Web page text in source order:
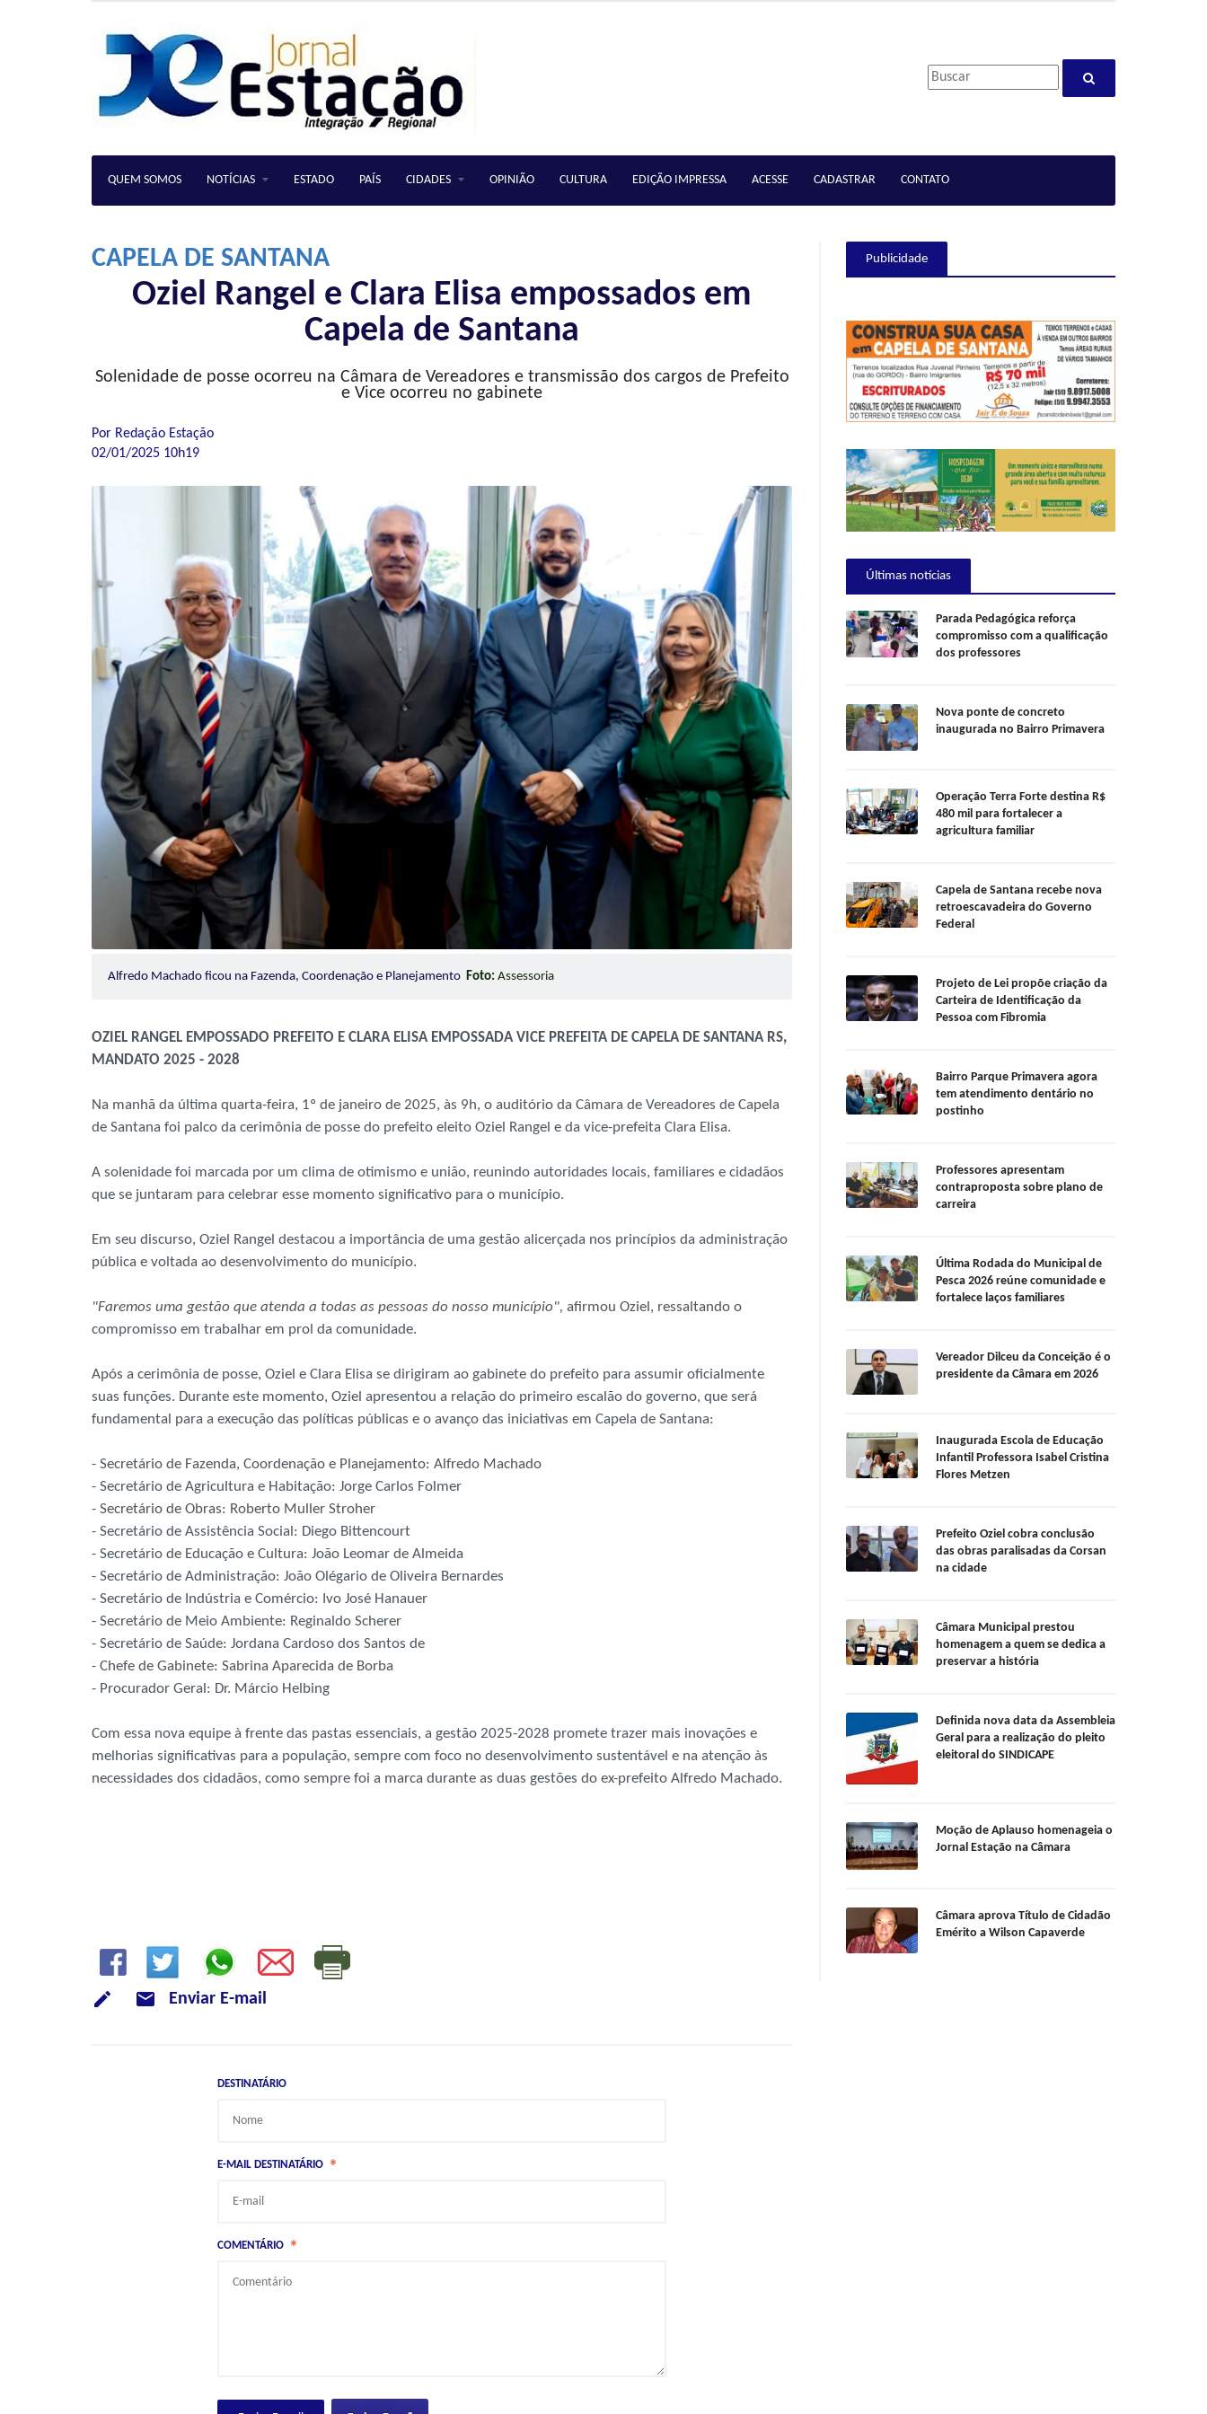
QUEM SOMOS NOTÍCIAS ESTADO PAÍS CIDADES OPINIÃO CULTURA EDIÇÃO IMPRESSA ACESSE CADASTRAR CONTATO
CAPELA DE SANTANA
Oziel Rangel e Clara Elisa empossados em
Capela de Santana
Solenidade de posse ocorreu na Câmara de Vereadores e transmissão dos cargos de Prefeito
e Vice ocorreu no gabinete
Por Redação Estação
02/01/2025 10h19
Alfredo Machado ficou na Fazenda, Coordenação e Planejamento Foto: Assessoria
OZIEL RANGEL EMPOSSADO PREFEITO E CLARA ELISA EMPOSSADA VICE PREFEITA DE CAPELA DE SANTANA RS,
MANDATO 2025 - 2028
Na manhã da última quarta-feira, 1º de janeiro de 2025, às 9h, o auditório da Câmara de Vereadores de Capela
de Santana foi palco da cerimônia de posse do prefeito eleito Oziel Rangel e da vice-prefeita Clara Elisa.
A solenidade foi marcada por um clima de otimismo e união, reunindo autoridades locais, familiares e cidadãos
que se juntaram para celebrar esse momento significativo para o município.
Em seu discurso, Oziel Rangel destacou a importância de uma gestão alicerçada nos princípios da administração
pública e voltada ao desenvolvimento do município.
"Faremos uma gestão que atenda a todas as pessoas do nosso município", afirmou Oziel, ressaltando o
compromisso em trabalhar em prol da comunidade.
Após a cerimônia de posse, Oziel e Clara Elisa se dirigiram ao gabinete do prefeito para assumir oficialmente
suas funções. Durante este momento, Oziel apresentou a relação do primeiro escalão do governo, que será
fundamental para a execução das políticas públicas e o avanço das iniciativas em Capela de Santana:
- Secretário de Fazenda, Coordenação e Planejamento: Alfredo Machado
- Secretário de Agricultura e Habitação: Jorge Carlos Folmer
- Secretário de Obras: Roberto Muller Stroher
- Secretário de Assistência Social: Diego Bittencourt
- Secretário de Educação e Cultura: João Leomar de Almeida
- Secretário de Administração: João Olégario de Oliveira Bernardes
- Secretário de Indústria e Comércio: Ivo José Hanauer
- Secretário de Meio Ambiente: Reginaldo Scherer
- Secretário de Saúde: Jordana Cardoso dos Santos de
- Chefe de Gabinete: Sabrina Aparecida de Borba
- Procurador Geral: Dr. Márcio Helbing
Com essa nova equipe à frente das pastas essenciais, a gestão 2025-2028 promete trazer mais inovações e
melhorias significativas para a população, sempre com foco no desenvolvimento sustentável e na atenção às
necessidades dos cidadãos, como sempre foi a marca durante as duas gestões do ex-prefeito Alfredo Machado.
mode_email Enviar E-mail
DESTINATÁRIO
E-MAIL DESTINATÁRIO *
COMENTÁRIO *
Publicidade
Últimas notícias
Parada Pedagógica reforça
compromisso com a qualificação
dos professores
Nova ponte de concreto
inaugurada no Bairro Primavera
Operação Terra Forte destina R$
480 mil para fortalecer a
agricultura familiar
Capela de Santana recebe nova
retroescavadeira do Governo
Federal
Projeto de Lei propõe criação da
Carteira de Identificação da
Pessoa com Fibromia
Bairro Parque Primavera agora
tem atendimento dentário no
postinho
Professores apresentam
contraproposta sobre plano de
carreira
Última Rodada do Municipal de
Pesca 2026 reúne comunidade e
fortalece laços familiares
Vereador Dilceu da Conceição é o
presidente da Câmara em 2026
Inaugurada Escola de Educação
Infantil Professora Isabel Cristina
Flores Metzen
Prefeito Oziel cobra conclusão
das obras paralisadas da Corsan
na cidade
Câmara Municipal prestou
homenagem a quem se dedica a
preservar a história
Definida nova data da Assembleia
Geral para a realização do pleito
eleitoral do SINDICAPE
Moção de Aplauso homenageia o
Jornal Estação na Câmara
Câmara aprova Título de Cidadão
Emérito a Wilson Capaverde